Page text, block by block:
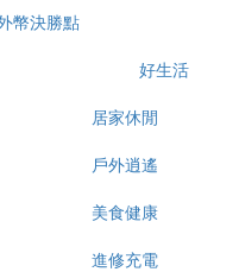
幣決勝點
好生活
居家休閒
戶外逍遙
美食健康
進修充電